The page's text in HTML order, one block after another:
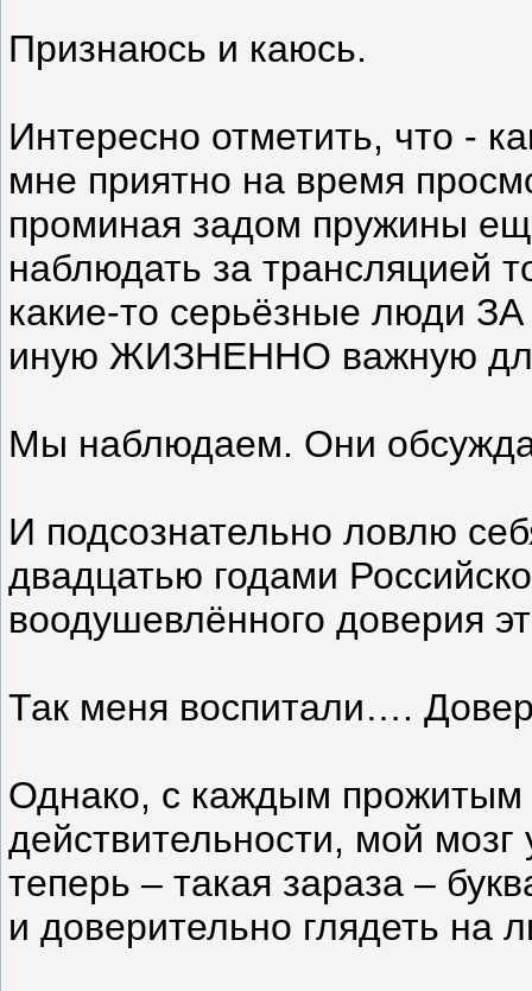
Признаюсь и каюсь.
Интересно отметить, что -
мне приятно на время
проминая задом пружины
наблюдать за трансляцией
какие-то серьёзные люди
иную ЖИЗНЕННО важную
Мы наблюдаем. Они
И подсознательно ловлю
двадцатью годами
воодушевлённого доверия
Так меня воспитали….
Однако, с каждым прожитым
действительности, мой мозг
теперь – такая зараза –
и доверительно глядеть на